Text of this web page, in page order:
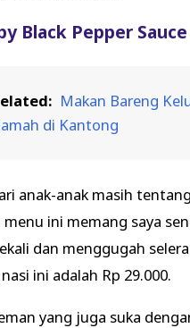
Black Pepper
Makan Bareng
di Kantong
anak-anak masih
menu ini memang saya
dan menggugah
ini adalah Rp 29.000.
yang juga suka